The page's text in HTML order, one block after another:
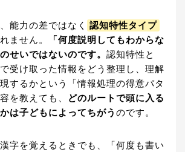
能力の差ではなく
認知特性タイプ
ません。
「何度説明してもわからな
いではないのです。 認知特性と
受け取った情報をどう整理し、理解
するかという「情報処理の得意パタ
を教えても、
どのルートで頭に入る
は子どもによってちがう のです。
字を覚えるときでも、「何度も書い